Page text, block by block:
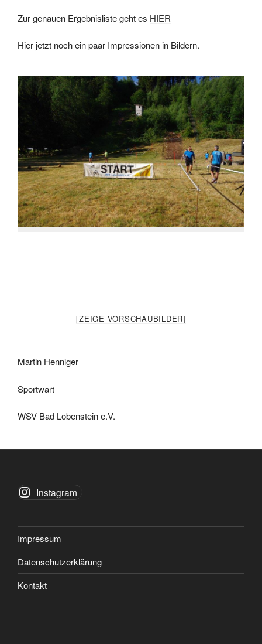
Zur genauen Ergebnisliste geht es HIER
Hier jetzt noch ein paar Impressionen in Bildern.
[ZEIGE VORSCHAUBILDER]
Martin Henniger
Sportwart
WSV Bad Lobenstein e.V.
Instagram
Impressum
Datenschutzerklärung
Kontakt